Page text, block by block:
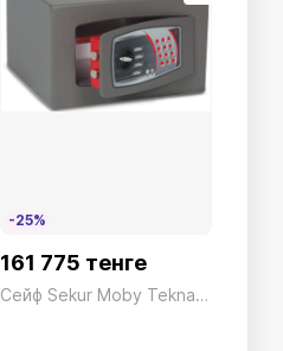
-25%
161 775 тенге
Сейф Sekur Moby Tekna SMTO/3P Электронный серый Technomax 17кг